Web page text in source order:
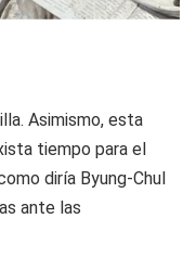
Asimismo, esta
tiempo para el
diría Byung-Chul
ante las